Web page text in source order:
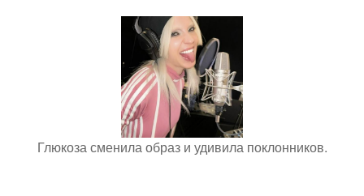
Глюкоза сменила образ и удивила поклонников.